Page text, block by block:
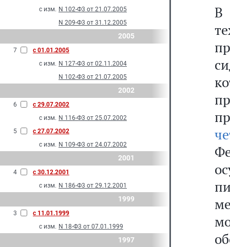
с изм. N 102-Ф3 от 21.07.2005
N 209-Ф3 от 31.12.2005
2005
7
с 01.01.2005
с изм. N 127-Ф3 от 02.11.2004
N 102-Ф3 от 21.07.2005
2002
6
с 29.07.2002
с изм. N 116-Ф3 от 25.07.2002
5
с 27.07.2002
с изм. N 109-Ф3 от 24.07.2002
2001
4
с 30.12.2001
с изм. N 186-Ф3 от 29.12.2001
1999
3
с 11.01.1999
с изм. N 18-Ф3 от 07.01.1999
1997
В